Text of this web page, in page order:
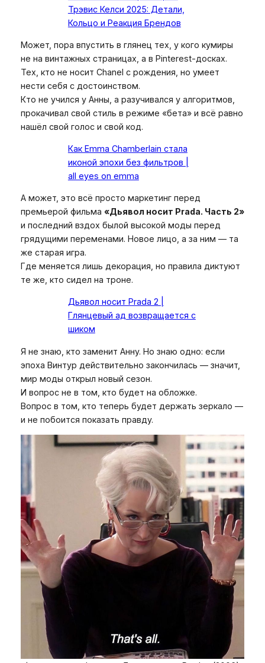
Трэвис Келси 2025: Детали,
Кольцо и Реакция Брендов
Может, пора впустить в глянец тех, у кого кумиры
не на винтажных страницах, а в Pinterest-досках.
Тех, кто не носит Chanel с рождения, но умеет
нести себя с достоинством.
Кто не учился у Анны, а разучивался у алгоритмов,
прокачивал свой стиль в режиме «бета» и всё равно
нашёл свой голос и свой код.
Как Emma Chamberlain стала
иконой эпохи без фильтров |
all eyes on emma
А может, это всё просто маркетинг перед
премьерой фильма «Дьявол носит Prada. Часть 2»
и последний вздох былой высокой моды перед
грядущими переменами. Новое лицо, а за ним — та
же старая игра.
Где меняется лишь декорация, но правила диктуют
те же, кто сидел на троне.
Дьявол носит Prada 2 |
Глянцевый ад возвращается с
шиком
Я не знаю, кто заменит Анну. Но знаю одно: если
эпоха Винтур действительно закончилась — значит,
мир моды открыл новый сезон.
И вопрос не в том, кто будет на обложке.
Вопрос в том, кто теперь будет держать зеркало —
и не побоится показать правду.